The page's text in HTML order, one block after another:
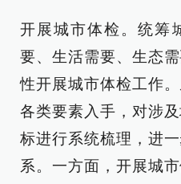
开展城市体检。统筹
要、生活需要、生态
性开展城市体检工作
各类要素入手，对涉
标进行系统梳理，进
系。一方面，开展城